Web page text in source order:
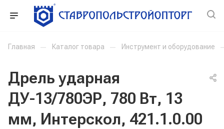
Главная — Каталог товара — Инструмент и оборудование
Дрель ударная
ДУ-13/780ЭР, 780 Вт, 13
мм, Интерскол, 421.1.0.00